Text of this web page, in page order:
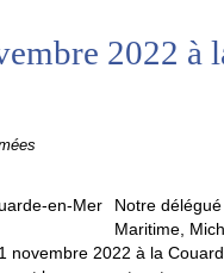
2022 à
Notre
Maritime,
novembre 2022 à la